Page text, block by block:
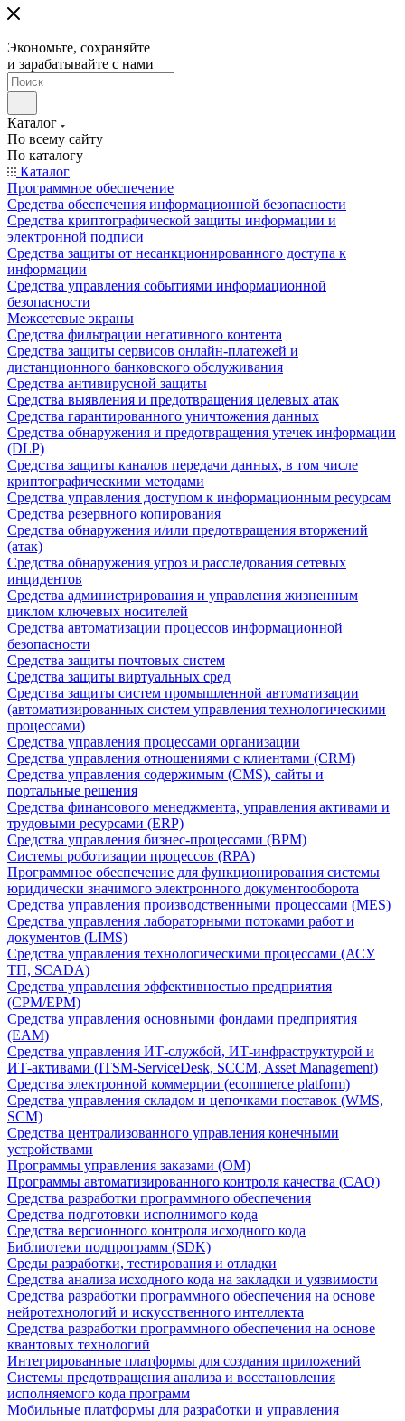
Экономьте, сохраняйте
и зарабатывайте с нами
Каталог
По всему сайту
По каталогу
Каталог
Программное обеспечение
Средства обеспечения информационной безопасности
Средства криптографической защиты информации и
электронной подписи
Средства защиты от несанкционированного доступа к
информации
Средства управления событиями информационной
безопасности
Межсетевые экраны
Средства фильтрации негативного контента
Средства защиты сервисов онлайн-платежей и
дистанционного банковского обслуживания
Средства антивирусной защиты
Средства выявления и предотвращения целевых атак
Средства гарантированного уничтожения данных
Средства обнаружения и предотвращения утечек информации
(DLP)
Средства защиты каналов передачи данных, в том числе
криптографическими методами
Средства управления доступом к информационным ресурсам
Средства резервного копирования
Средства обнаружения и/или предотвращения вторжений
(атак)
Средства обнаружения угроз и расследования сетевых
инцидентов
Средства администрирования и управления жизненным
циклом ключевых носителей
Средства автоматизации процессов информационной
безопасности
Средства защиты почтовых систем
Средства защиты виртуальных сред
Средства защиты систем промышленной автоматизации
(автоматизированных систем управления технологическими
процессами)
Средства управления процессами организации
Средства управления отношениями с клиентами (CRM)
Средства управления содержимым (CMS), сайты и
портальные решения
Средства финансового менеджмента, управления активами и
трудовыми ресурсами (ERP)
Средства управления бизнес-процессами (BPM)
Системы роботизации процессов (RPA)
Программное обеспечение для функционирования системы
юридически значимого электронного документооборота
Средства управления производственными процессами (MES)
Средства управления лабораторными потоками работ и
документов (LIMS)
Средства управления технологическими процессами (АСУ
ТП, SCADA)
Средства управления эффективностью предприятия
(CPM/EPM)
Средства управления основными фондами предприятия
(EAM)
Средства управления ИТ-службой, ИТ-инфраструктурой и
ИТ-активами (ITSM-ServiceDesk, SCCM, Asset Management)
Средства электронной коммерции (ecommerce platform)
Средства управления складом и цепочками поставок (WMS,
SCM)
Средства централизованного управления конечными
устройствами
Программы управления заказами (OM)
Программы автоматизированного контроля качества (CAQ)
Средства разработки программного обеспечения
Средства подготовки исполнимого кода
Средства версионного контроля исходного кода
Библиотеки подпрограмм (SDK)
Среды разработки, тестирования и отладки
Средства анализа исходного кода на закладки и уязвимости
Средства разработки программного обеспечения на основе
нейротехнологий и искусственного интеллекта
Средства разработки программного обеспечения на основе
квантовых технологий
Интегрированные платформы для создания приложений
Системы предотвращения анализа и восстановления
исполняемого кода программ
Мобильные платформы для разработки и управления